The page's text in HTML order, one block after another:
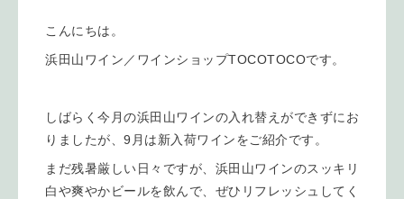
こんにちは。
浜田山ワイン／ワインショップTOCOTOCOです。
しばらく今月の浜田山ワインの入れ替えができずにお
りましたが、9月は新入荷ワインをご紹介です。
まだ残暑厳しい日々ですが、浜田山ワインのスッキリ
白や爽やかビールを飲んで、ぜひリフレッシュしてく